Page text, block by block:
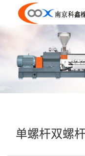
单螺杆双螺